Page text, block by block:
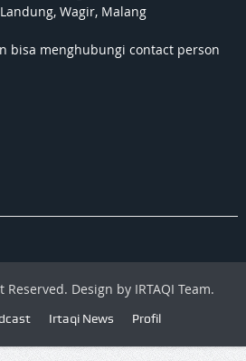
Wagir, Malang
bisa menghubungi contact person
Design by IRTAQI Team.
Irtaqi News Profil